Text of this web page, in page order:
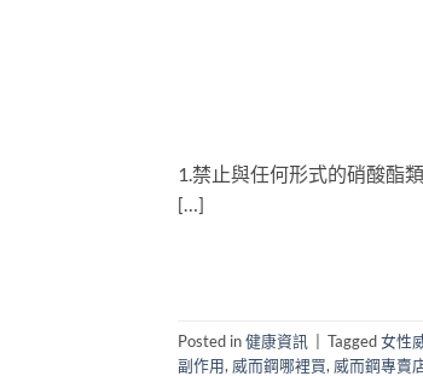
1.禁止與任何形式的硝酸酯
[…]
Posted in健康資訊 Tagged女性
副作用, 威而鋼哪裡買, 威而鋼專賣